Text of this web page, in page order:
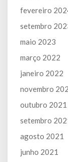
fevereiro
setembro
maio 2023
março 2022
janeiro 2022
novembro
outubro 2021
setembro
agosto 2021
junho 2021